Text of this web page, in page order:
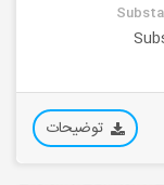
توضیحات